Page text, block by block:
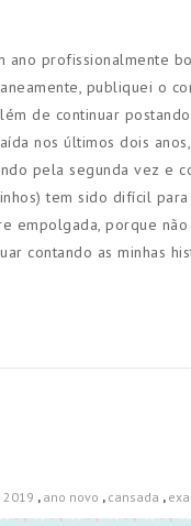
ano profissionalmente
publiquei o
de continuar
nos últimos dois
pela segunda vez e
tem sido difícil
empolgada, porque
contando as minhas
2019 , ano novo , cansada ,